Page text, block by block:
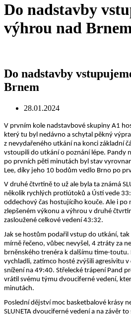
Do nadstavby
výhrou nad
Do nadstavby
Brnem
28.01.2024
V prvním kole nadstavbové skupiny A1
který tu byl nedávno a schytal pěkný
z nevydařeného utkání na konci základní
vstoupili do utkání o poznání lépe. Pandy
po prvních pěti minutách byl stav
Lee, díky jeho 10 bodům vedlo Brno po
V druhé čtvrtině to už ale byla ta známá
několik rychlých protiútoků a Ústí vede
oddechový čas hostujícího kouče. Ale i po
zlepšeném výkonu a výhrou v druhé
zasloužené celkové vedení 43:32.
Jak se hostům podařil vstup do utkání,
mírně řečeno, vůbec nevyšel, 4 ztráty za
brněnského trenéra k dalšímu time-toutu.
vychladli, zatímco hosté zvýšili agresivitu
snížení na 49:40. Střelecké trápení Pand
vrátil svému týmu dvouciferné vedení,
minutách.
Poslední dějství moc basketbalové krásy
SLUNETA dvouciferné vedení a na závěr